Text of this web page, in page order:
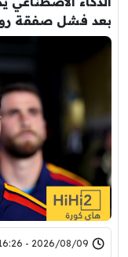
بعد فشل صفقة
2026/08/09 - 16:26